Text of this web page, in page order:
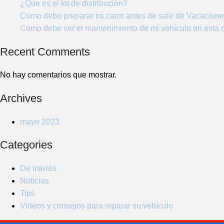
vehículo
han
guardado
¿Que es el kit de distribución?
Como debo preparar mi carro antes de salir de
Como debe ser el mantenimiento de mi vehículo en esta
Recent Comments
No hay comentarios que mostrar.
Archives
mayo 2023
Categories
De interés
Noticias
Tips
Videos y consejos para reparar su vehículo